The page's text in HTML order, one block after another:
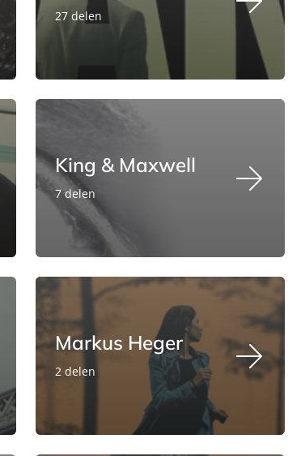
27 delen
King & Maxwell
7 delen
Markus Heger
2 delen